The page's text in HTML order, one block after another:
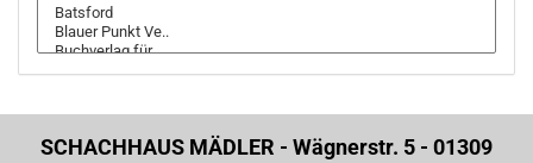
SCHACHHAUS MÄDLER - Wägnerstr. 5 - 01309